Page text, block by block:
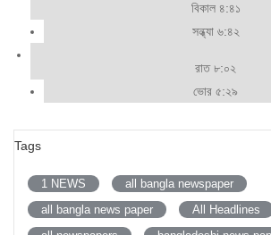
বিকাল ৪:৪১
সন্ধ্যা ৬:৪২
রাত ৮:০২
ভোর ৫:২৯
Tags
1 NEWS
all bangla newspaper
all bangla news paper
All Headlines